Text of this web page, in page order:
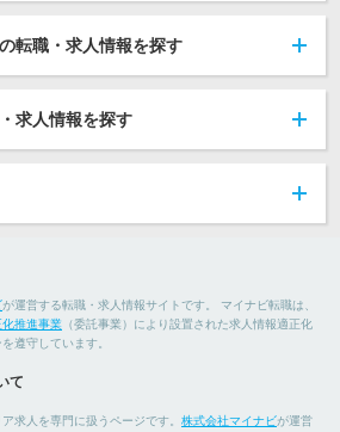
転職・求人情報を探す
求人情報を探す
が運営する転職・求人情報サイトです。 マイナビ転職は、
推進事業 （委託事業）により設置された求人情報適正化
遵守しています。
て
求人を専門に扱うページです。 株式会社マイナビが運営